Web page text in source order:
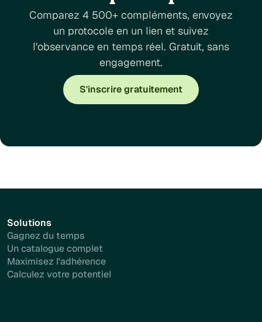
Comparez 4 500+ compléments, envoyez
un protocole en un lien et suivez
l'observance en temps réel. Gratuit, sans
engagement.
S'inscrire gratuitement
Solutions
Gagnez du temps
Un catalogue complet
Maximisez l'adhérence
Calculez votre potentiel